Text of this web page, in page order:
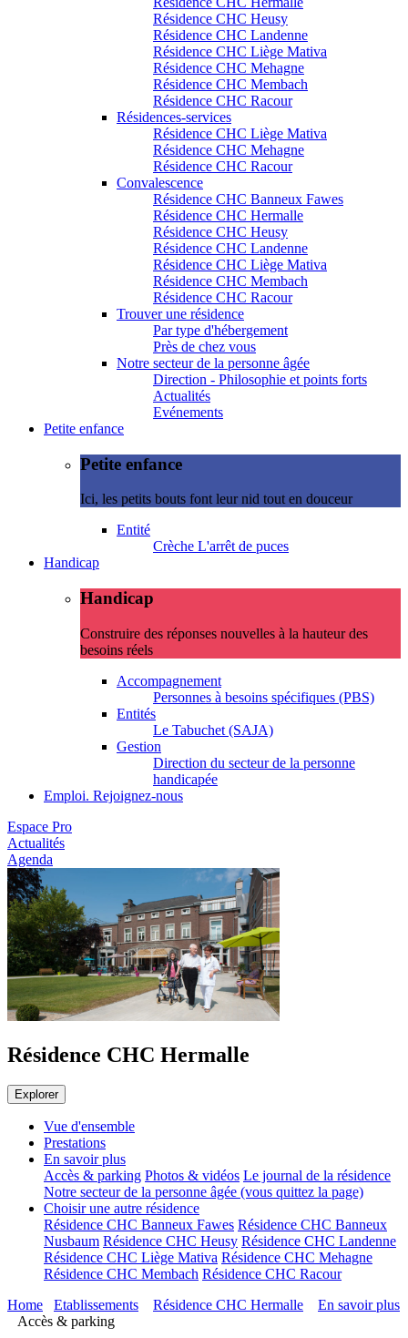
Résidence CHC Heusy
Résidence CHC Landenne
Résidence CHC Liège Mativa
Résidence CHC Mehagne
Résidence CHC Membach
Résidence CHC Racour
Résidences-services
Résidence CHC Liège Mativa
Résidence CHC Mehagne
Résidence CHC Racour
Convalescence
Résidence CHC Banneux Fawes
Résidence CHC Hermalle
Résidence CHC Heusy
Résidence CHC Landenne
Résidence CHC Liège Mativa
Résidence CHC Membach
Résidence CHC Racour
Trouver une résidence
Par type d'hébergement
Près de chez vous
Notre secteur de la personne âgée
Direction - Philosophie et points forts
Actualités
Evénements
Petite enfance
Petite enfance
Ici, les petits bouts font leur nid tout en douceur
Entité
Crèche L'arrêt de puces
Handicap
Handicap
Construire des réponses nouvelles à la hauteur des
besoins réels
Accompagnement
Personnes à besoins spécifiques (PBS)
Entités
Le Tabuchet (SAJA)
Gestion
Direction du secteur de la personne
handicapée
Emploi. Rejoignez-nous
Espace Pro
Actualités
Agenda
Résidence CHC Hermalle
Explorer
Vue d'ensemble
Prestations
En savoir plus
Accès & parking Photos & vidéos Le journal de la résidence
Notre secteur de la personne âgée (vous quittez la page)
Choisir une autre résidence
Résidence CHC Banneux Fawes Résidence CHC Banneux
Nusbaum Résidence CHC Heusy Résidence CHC Landenne
Résidence CHC Liège Mativa Résidence CHC Mehagne
Résidence CHC Membach Résidence CHC Racour
Home
Etablissements Résidence CHC Hermalle
En savoir plus
Accès & parking